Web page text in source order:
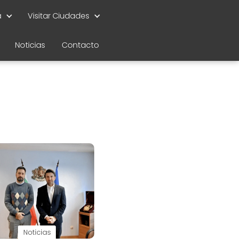
Visitar Ciudades
Noticias Contacto
Noticias